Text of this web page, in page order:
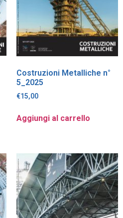
Costruzioni Metalliche n°
5_2025
€15,00
Aggiungi al carrello